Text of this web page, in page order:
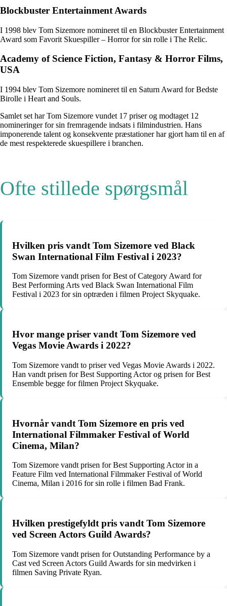
Blockbuster Entertainment Awards
I 1998 blev Tom Sizemore nomineret til en Blockbuster Entertainment
Award som Favorit Skuespiller – Horror for sin rolle i The Relic.
Academy of Science Fiction, Fantasy & Horror Films,
USA
I 1994 blev Tom Sizemore nomineret til en Saturn Award for Bedste
Birolle i Heart and Souls.
Samlet set har Tom Sizemore vundet 17 priser og modtaget 12
nomineringer for sin fremragende indsats i filmindustrien. Hans
imponerende talent og konsekvente præstationer har gjort ham til en af
de mest respekterede skuespillere i branchen.
Ofte stillede spørgsmål
Hvilken pris vandt Tom Sizemore ved Black
Swan International Film Festival i 2023?
Tom Sizemore vandt prisen for Best of Category Award for
Best Performing Arts ved Black Swan International Film
Festival i 2023 for sin optræden i filmen Project Skyquake.
Hvor mange priser vandt Tom Sizemore ved
Vegas Movie Awards i 2022?
Tom Sizemore vandt to priser ved Vegas Movie Awards i 2022.
Han vandt prisen for Best Supporting Actor og prisen for Best
Ensemble begge for filmen Project Skyquake.
Hvornår vandt Tom Sizemore en pris ved
International Filmmaker Festival of World
Cinema, Milan?
Tom Sizemore vandt prisen for Best Supporting Actor in a
Feature Film ved International Filmmaker Festival of World
Cinema, Milan i 2016 for sin rolle i filmen Bad Frank.
Hvilken prestigefyldt pris vandt Tom Sizemore
ved Screen Actors Guild Awards?
Tom Sizemore vandt prisen for Outstanding Performance by a
Cast ved Screen Actors Guild Awards for sin medvirken i
filmen Saving Private Ryan.